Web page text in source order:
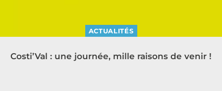
ACTUALITÉS
Costi’Val : une journée, mille raisons de venir !